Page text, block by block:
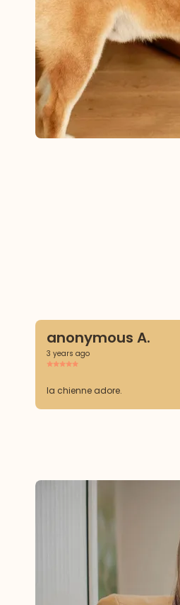
anonymous A.
3 years ago
la chienne adore.